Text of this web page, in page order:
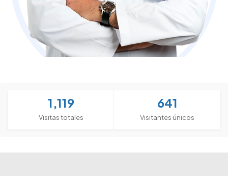
1,119
Visitas totales
641
Visitantes únicos